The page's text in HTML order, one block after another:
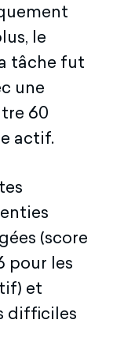
le
tâche fut
une
60
actif.
(score
pour les
et
difficiles